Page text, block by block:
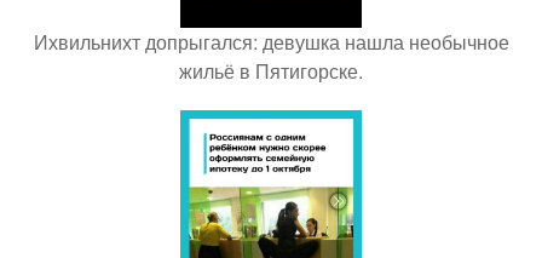
Ихвильнихт допрыгался: девушка нашла необычное
жильё в Пятигорске.